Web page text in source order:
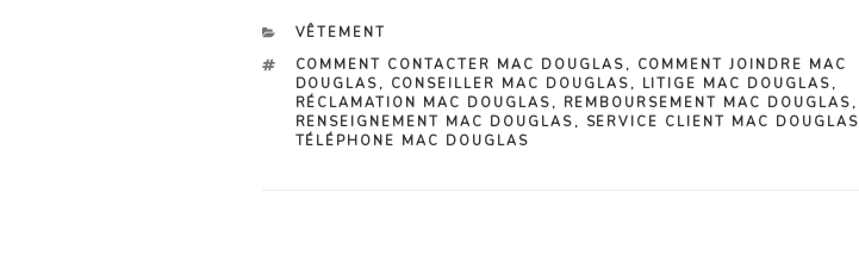
CATÉGORIES
VÊTEMENT
ÉTIQUETTES
COMMENT CONTACTER MAC DOUGLAS , COMMENT JOINDRE MAC
DOUGLAS , CONSEILLER MAC DOUGLAS , LITIGE MAC DOUGLAS ,
RÉCLAMATION MAC DOUGLAS , REMBOURSEMENT MAC DOUGLAS ,
RENSEIGNEMENT MAC DOUGLAS , SERVICE CLIENT MAC DOUGLAS
TÉLÉPHONE MAC DOUGLAS